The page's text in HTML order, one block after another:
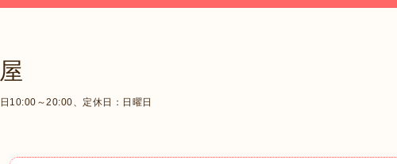
10:00～20:00、定休日：日曜日